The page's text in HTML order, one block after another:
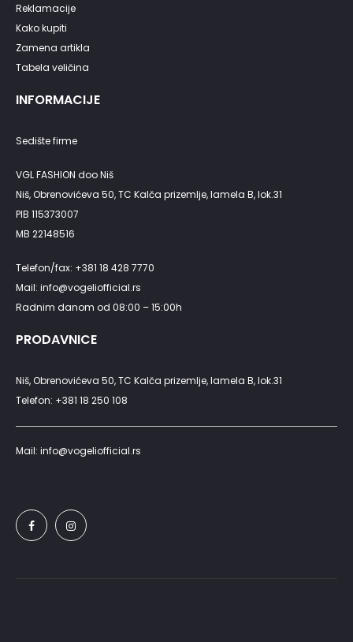
Reklamacije
Kako kupiti
Zamena artikla
Tabela veličina
INFORMACIJE
Sedište firme
VGL FASHION doo Niš
Niš, Obrenovićeva 50, TC Kalča prizemlje, lamela B, lok.31
PIB 115373007
MB 22148516
Telefon/fax: +381 18 428 7770
Mail: info@vogeliofficial.rs
Radnim danom od 08:00 – 15:00h
PRODAVNICE
Niš, Obrenovićeva 50, TC Kalča prizemlje, lamela B, lok.31
Telefon: +381 18 250 108
Mail: info@vogeliofficial.rs